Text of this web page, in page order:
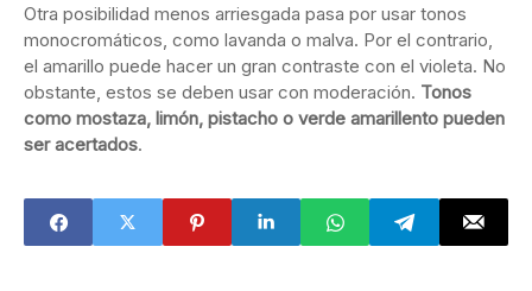
Otra posibilidad menos arriesgada pasa por usar tonos
monocromáticos, como lavanda o malva. Por el contrario,
el amarillo puede hacer un gran contraste con el violeta. No
obstante, estos se deben usar con moderación. Tonos
como mostaza, limón, pistacho o verde amarillento pueden
ser acertados.